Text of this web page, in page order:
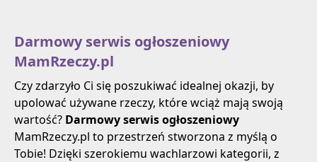
Darmowy serwis ogłoszeniowy
MamRzeczy.pl
Czy zdarzyło Ci się poszukiwać idealnej okazji, by
upolować używane rzeczy, które wciąż mają swoją
wartość? Darmowy serwis ogłoszeniowy
MamRzeczy.pl to przestrzeń stworzona z myślą o
Tobie! Dzięki szerokiemu wachlarzowi kategorii, z